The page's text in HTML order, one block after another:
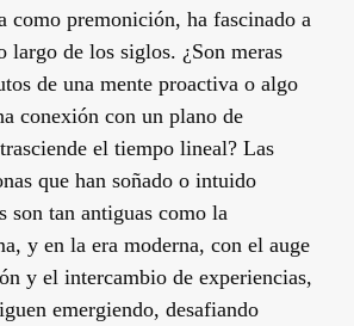
como premonición, ha fascinado a
largo de los siglos. ¿Son meras
de una mente proactiva o algo
conexión con un plano de
el tiempo lineal? Las
que han soñado o intuido
son tan antiguas como la
y en la era moderna, con el auge
y el intercambio de experiencias,
emergiendo, desafiando